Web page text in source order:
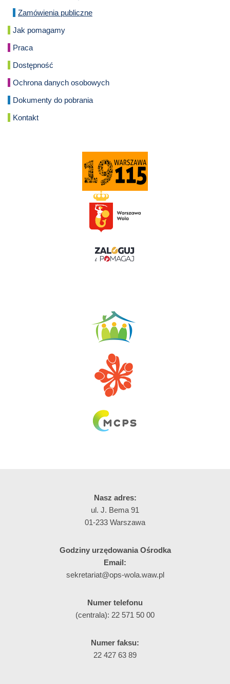
Zamówienia publiczne
Jak pomagamy
Praca
Dostępność
Ochrona danych osobowych
Dokumenty do pobrania
Kontakt
Nasz adres:
ul. J. Bema 91
01-233 Warszawa
Godziny urzędowania Ośrodka
Email:
sekretariat@ops-wola.waw.pl
Numer telefonu
(centrala): 22 571 50 00
Numer faksu:
22 427 63 89